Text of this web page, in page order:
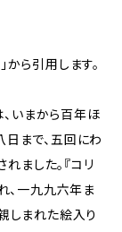
ら引用します。
、いまから百年ほ
まで、五回にわ
れました。『コリ
、一九九六年ま
しまれた絵入り